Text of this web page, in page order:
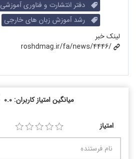
دفتر انتشارت و فناوری آموزشی
رشد آموزش زبان های خارجی
لینک خبر
roshdmag.ir/fa/news/4446/
میانگین امتیاز کاربران: 0.0 (0 رای)
امتیاز